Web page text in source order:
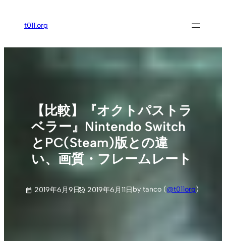
ス
t011.org
【比較】『オクトパストラ
ベラー』Nintendo Switch
とPC(Steam)版との違
い、画質・フレームレート
2019年6月9日 2019年6月11日by tanco (@t011org)